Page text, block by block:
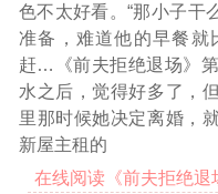
色不太好看。“那小子干
准备，难道他的早餐就
赶…《前夫拒绝退场》
水之后，觉得好多了，
里那时候她决定离婚，
新屋主租的
在线阅读《前夫拒绝退